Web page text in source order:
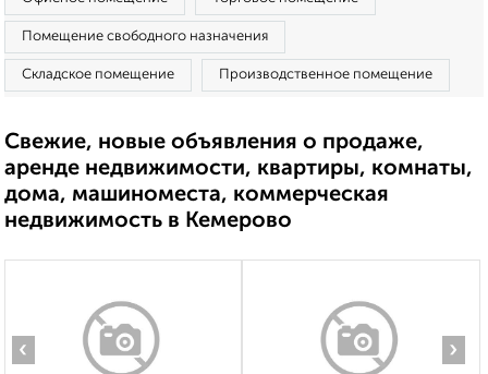
Помещение свободного назначения
Складское помещение Производственное помещение
Свежие, новые объявления о продаже,
аренде недвижимости, квартиры, комнаты,
дома, машиноместа, коммерческая
недвижимость в Кемерово
‹ ›